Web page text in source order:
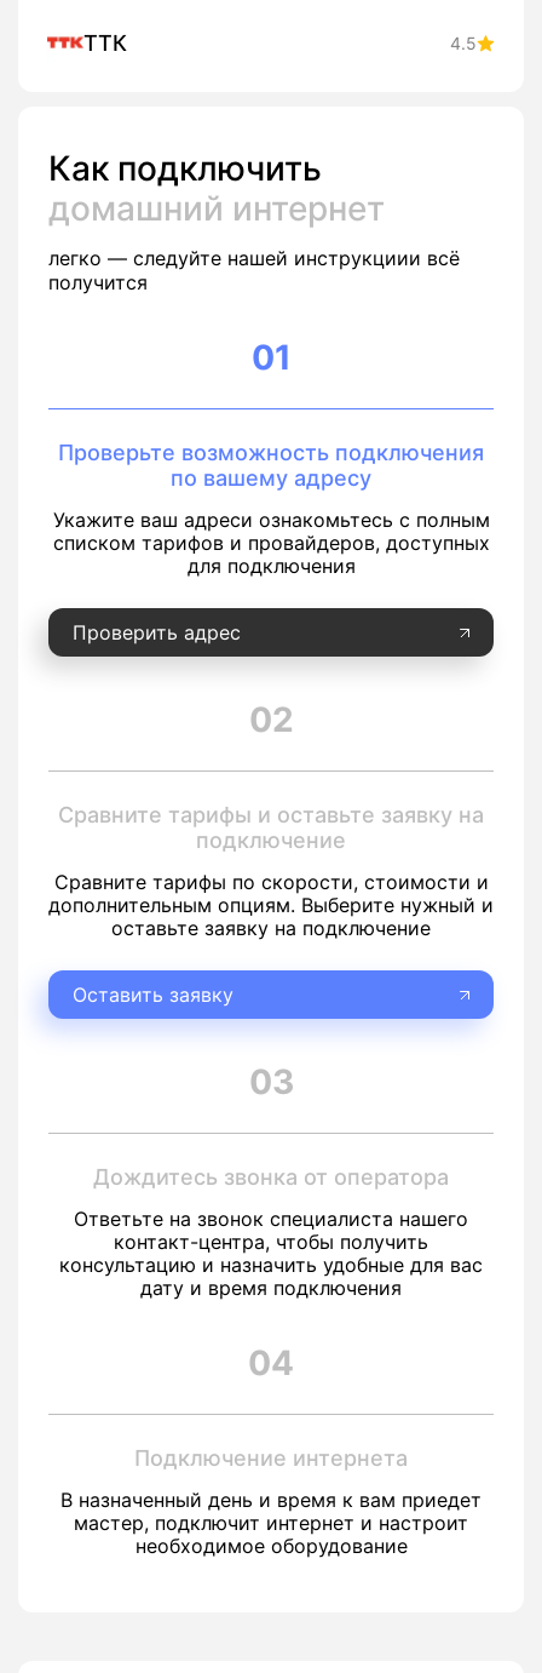
ТТК 4.5
Как подключить
домашний интернет
легко — следуйте нашей инструкциии всё
получится
01
Проверьте возможность подключения
по вашему адресу
Укажите ваш адреси ознакомьтесь с полным
списком тарифов и провайдеров, доступных
для подключения
Проверить адрес
02
Сравните тарифы и оставьте заявку на
подключение
Сравните тарифы по скорости, стоимости и
дополнительным опциям. Выберите нужный и
оставьте заявку на подключение
Оставить заявку
03
Дождитесь звонка от оператора
Ответьте на звонок специалиста нашего
контакт-центра, чтобы получить
консультацию и назначить удобные для вас
дату и время подключения
04
Подключение интернета
В назначенный день и время к вам приедет
мастер, подключит интернет и настроит
необходимое оборудование